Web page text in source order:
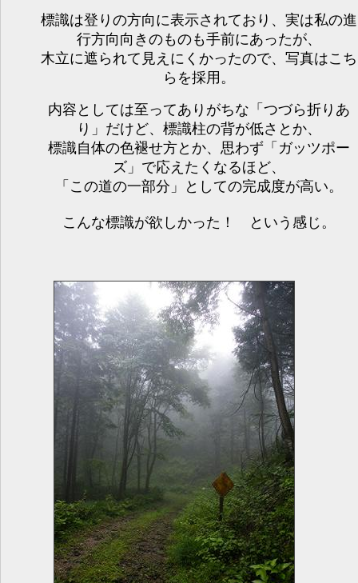
標識は登りの方向に表示されており、実は私の進
行方向向きのものも手前にあったが、
木立に遮られて見えにくかったので、写真はこち
らを採用。
内容としては至ってありがちな「つづら折りあ
り」だけど、標識柱の背が低さとか、
標識自体の色褪せ方とか、思わず「ガッツポー
ズ」で応えたくなるほど、
「この道の一部分」としての完成度が高い。
こんな標識が欲しかった！ という感じ。